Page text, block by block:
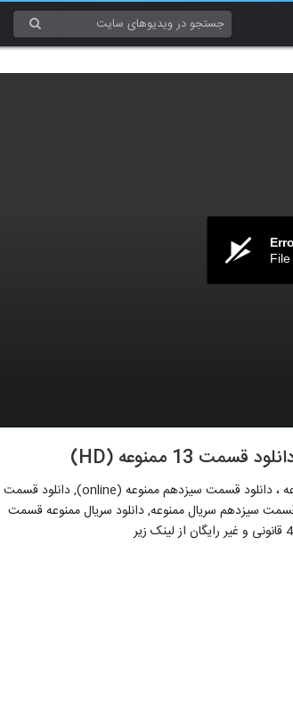
قسمت سیزدهم سریال ممنوعه ( Mamnoe ) قسمت 13 سریال ممنوعه ، دانلود قسمت سیزدهم ممنوعه (online), دانلود قسمت
(سریال), دانلود قسمت سیزدهم سریال ممنوعه, دانلود سریال ممنوعه قسمت